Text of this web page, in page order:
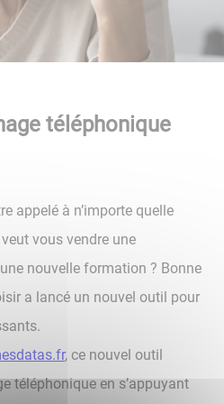
téléphonique
appelé à n’importe quelle
vous vendre une
nouvelle formation ? Bonne
a lancé un nouvel outil pour
, ce nouvel outil
téléphonique en s’appuyant